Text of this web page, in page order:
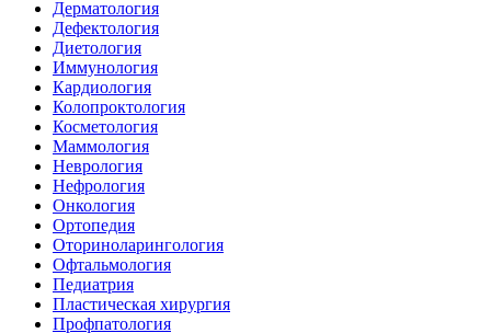
Дерматология
Дефектология
Диетология
Иммунология
Кардиология
Колопроктология
Косметология
Маммология
Неврология
Нефрология
Онкология
Ортопедия
Оториноларингология
Офтальмология
Педиатрия
Пластическая хирургия
Профпатология